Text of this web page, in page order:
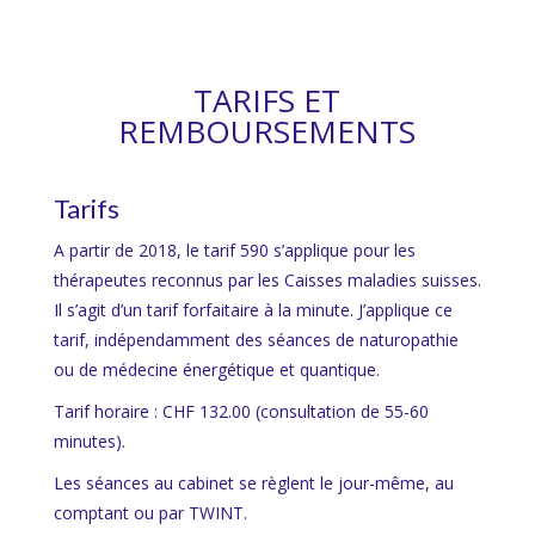
TARIFS ET
REMBOURSEMENTS
Tarifs
A partir de 2018, le tarif 590 s’applique pour les
thérapeutes reconnus par les Caisses maladies suisses.
Il s’agit d’un tarif forfaitaire à la minute. J’applique ce
tarif, indépendamment des séances de naturopathie
ou de médecine énergétique et quantique.
Tarif horaire : CHF 132.00 (consultation de 55-60
minutes).
Les séances au cabinet se règlent le jour-même, au
comptant ou par TWINT.